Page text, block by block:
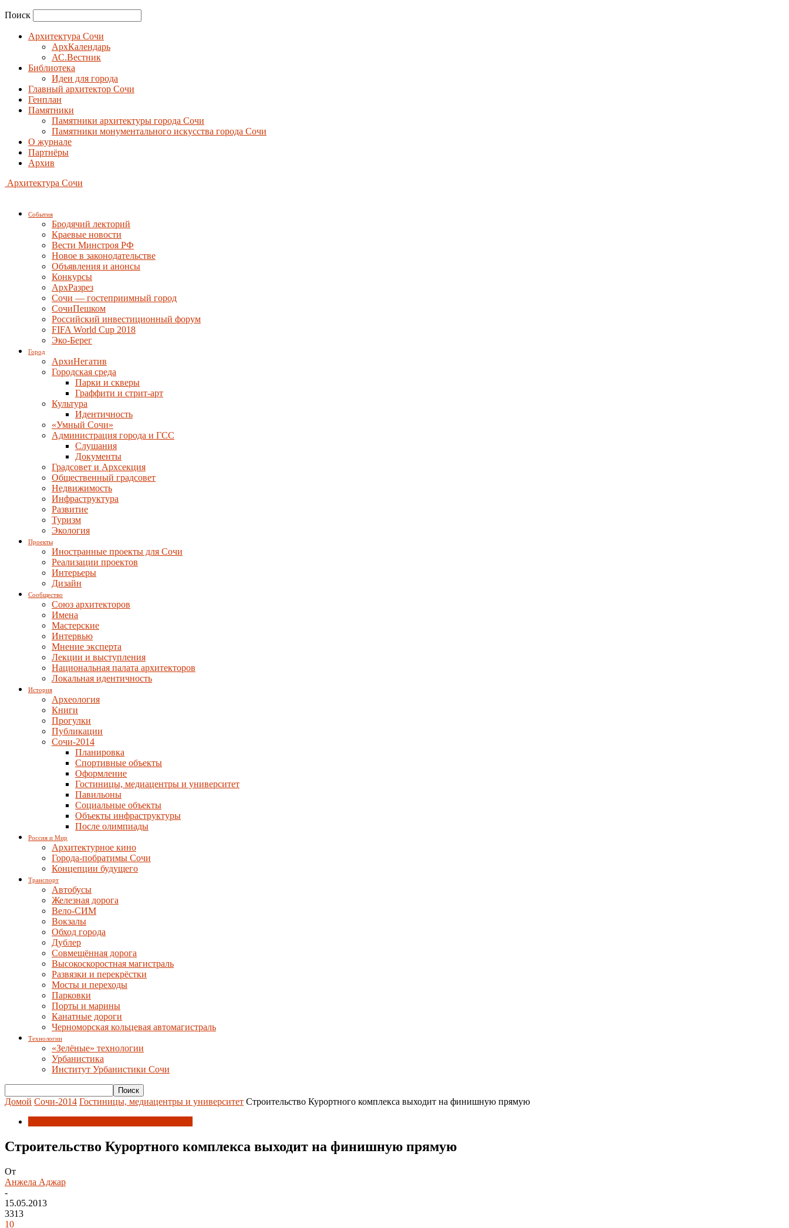
Поиск
Архитектура Сочи
АрхКалендарь
АС.Вестник
Библиотека
Идеи для города
Главный архитектор Сочи
Генплан
Памятники
Памятники архитектуры города Сочи
Памятники монументального искусства города Сочи
О журнале
Партнёры
Архив
Архитектура Сочи
События
Бродячий лекторий
Краевые новости
Вести Минстроя РФ
Новое в законодательстве
Объявления и анонсы
Конкурсы
АрхРазрез
Сочи — гостеприимный город
СочиПешком
Российский инвестиционный форум
FIFA World Cup 2018
Эко-Берег
Город
АрхиНегатив
Городская среда
Парки и скверы
Граффити и стрит-арт
Культура
Идентичность
«Умный Сочи»
Администрация города и ГСС
Слушания
Документы
Градсовет и Архсекция
Общественный градсовет
Недвижимость
Инфраструктура
Развитие
Туризм
Экология
Проекты
Иностранные проекты для Сочи
Реализации проектов
Интерьеры
Дизайн
Сообщество
Союз архитекторов
Имена
Мастерские
Интервью
Мнение эксперта
Лекции и выступления
Национальная палата архитекторов
Локальная идентичность
История
Археология
Книги
Прогулки
Публикации
Сочи-2014
Планировка
Спортивные объекты
Оформление
Гостиницы, медиацентры и университет
Павильоны
Социальные объекты
Объекты инфраструктуры
После олимпиады
Россия и Мир
Архитектурное кино
Города-побратимы Сочи
Концепции будущего
Транспорт
Автобусы
Железная дорога
Вело-СИМ
Вокзалы
Обход города
Дублер
Совмещённая дорога
Высокоскоростная магистраль
Развязки и перекрёстки
Мосты и переходы
Парковки
Порты и марины
Канатные дороги
Черноморская кольцевая автомагистраль
Технологии
«Зелёные» технологии
Урбанистика
Институт Урбанистики Сочи
Домой Сочи-2014 Гостиницы, медиацентры и университет Строительство Курортного комплекса выходит на финишную прямую
Строительство Курортного комплекса выходит на финишную прямую
От
Анжела Аджар
-
15.05.2013
3313
10